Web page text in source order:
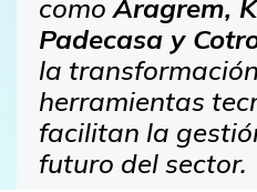
comoAragrem,
Padecasa y
la
herramientas
facilitan la
futuro del sector.